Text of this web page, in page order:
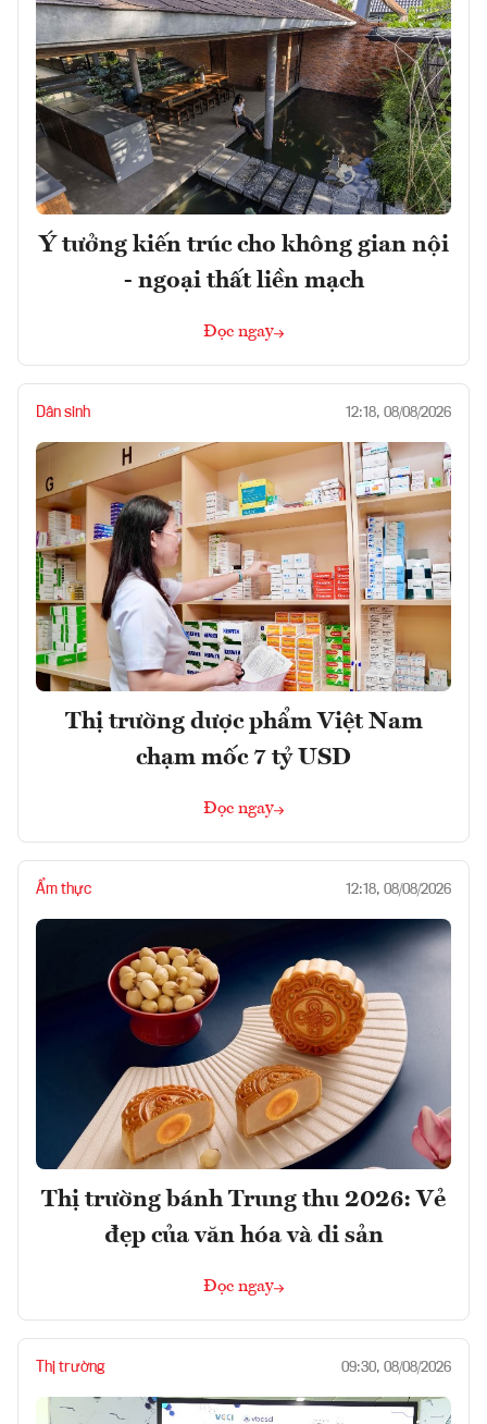
Ý tưởng kiến trúc cho không gian nội
- ngoại thất liền mạch
Đọc ngay
Dân sinh 12:18, 08/08/2026
Thị trường dược phẩm Việt Nam
chạm mốc 7 tỷ USD
Đọc ngay
Ẩm thực 12:18, 08/08/2026
Thị trường bánh Trung thu 2026: Vẻ
đẹp của văn hóa và di sản
Đọc ngay
Thị trường 09:30, 08/08/2026